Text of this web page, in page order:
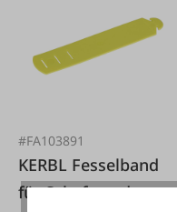
#FA103891
KERBL Fesselband
für Schafe und